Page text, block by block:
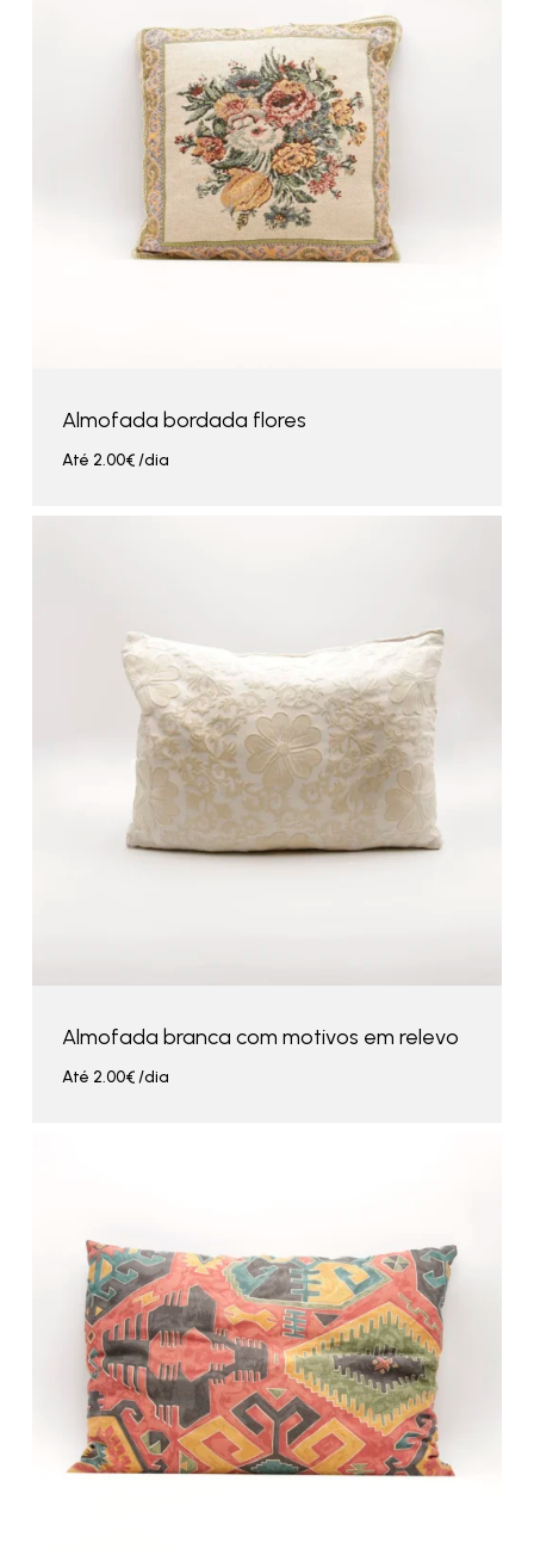
Almofada bordada flores
Até 2.00€/dia
Almofada branca com motivos em relevo
Até 2.00€/dia